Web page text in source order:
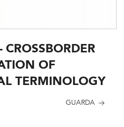
CROSSBORDER
OF
TERMINOLOGY
GUARDA